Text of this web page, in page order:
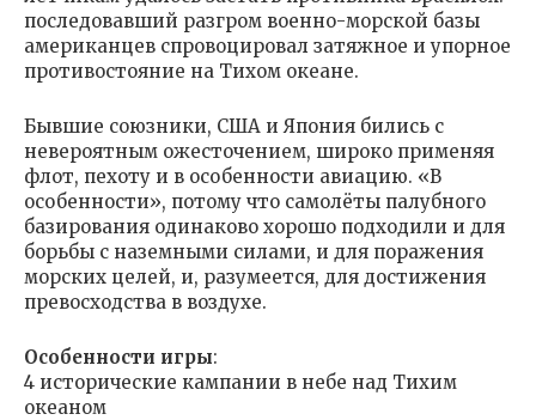
последовавший разгром военно-морской базы
американцев спровоцировал затяжное и упорное
противостояние на Тихом океане.
Бывшие союзники, США и Япония бились с
невероятным ожесточением, широко применяя
флот, пехоту и в особенности авиацию. «В
особенности», потому что самолёты палубного
базирования одинаково хорошо подходили и для
борьбы с наземными силами, и для поражения
морских целей, и, разумеется, для достижения
превосходства в воздухе.
Особенности игры:
4 исторические кампании в небе над Тихим
океаном